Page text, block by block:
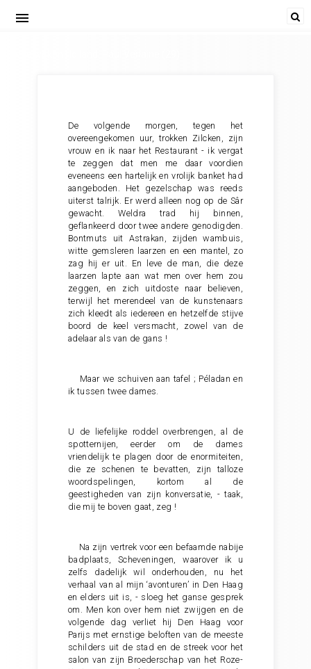
menu
De volgende morgen, tegen het
overeengekomen uur, trokken Zilcken, zijn
vrouw en ik naar het Restaurant - ik vergat
te zeggen dat men me daar voordien
eveneens een hartelijk en vrolijk banket had
aangeboden. Het gezelschap was reeds
uiterst talrijk. Er werd alleen nog op de Sâr
gewacht. Weldra trad hij binnen,
geflankeerd door twee andere genodigden.
Bontmuts uit Astrakan, zijden wambuis,
witte gemsleren laarzen en een mantel, zo
zag hij er uit. En leve de man, die deze
laarzen lapte aan wat men over hem zou
zeggen, en zich uitdoste naar believen,
terwijl het merendeel van de kunstenaars
zich kleedt als iedereen en hetzelfde stijve
boord de keel versmacht, zowel van de
adelaar als van de gans !
Maar we schuiven aan tafel ; Péladan en
ik tussen twee dames.
U de liefelijke roddel overbrengen, al de
spotternijen, eerder om de dames
vriendelijk te plagen door de enormiteiten,
die ze schenen te bevatten, zijn talloze
woordspelingen, kortom al de
geestigheden van zijn konversatie, - taak,
die mij te boven gaat, zeg !
Na zijn vertrek voor een befaamde nabije
badplaats, Scheveningen, waarover ik u
zelfs dadelijk wil onderhouden, nu het
verhaal van al mijn ‘avonturen’ in Den Haag
en elders uit is, - sloeg het ganse gesprek
om. Men kon over hem niet zwijgen en de
volgende dag verliet hij Den Haag voor
Parijs met ernstige beloften van de meeste
schilders uit de stad en de streek voor het
salon van zijn Broederschap van het Roze-